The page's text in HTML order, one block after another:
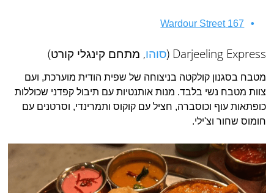
167 Wardour Street
Darjeeling Express ( סוהו, מתחם קינגלי קורט)
מטבח בסגנון קולקטה בניצוחה של שפית הודית מוערכת, ועם
צוות מטבח נשי בלבד. מנות אותנטיות עם תיבול קפדני שכוללות
כופתאות עוף וכוסברה, חציל עם קוקוס ותמרינדי, וסרטנים עם
חומוס שחור וצ'ילי.